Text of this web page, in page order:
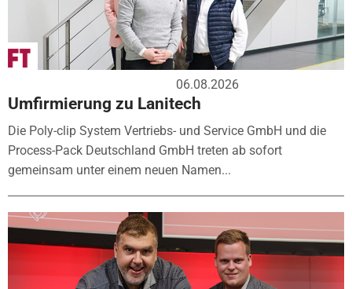
06.08.2026
Umfirmierung zu Lanitech
Die Poly-clip System Vertriebs- und Service GmbH und die
Process-Pack Deutschland GmbH treten ab sofort
gemeinsam unter einem neuen Namen...